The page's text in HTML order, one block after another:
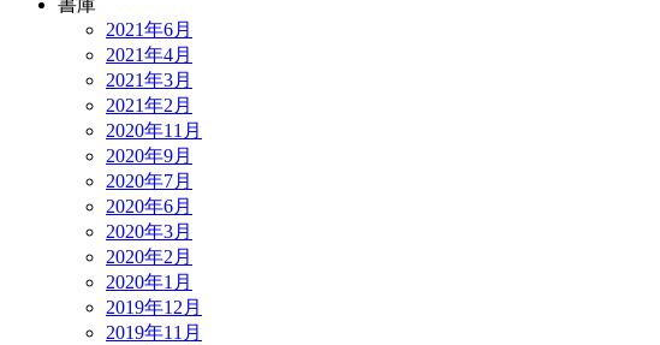
書庫
2021年6月
2021年4月
2021年3月
2021年2月
2020年11月
2020年9月
2020年7月
2020年6月
2020年3月
2020年2月
2020年1月
2019年12月
2019年11月